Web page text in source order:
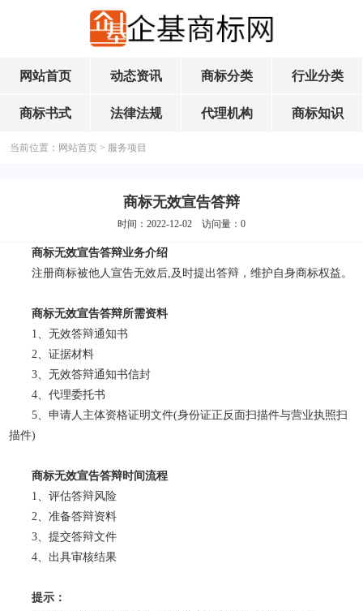
网站首页 动态资讯 商标分类 行业分类
商标书式 法律法规 代理机构 商标知识
当前位置： 网站首页 > 服务项目
商标无效宣告答辩
时间：2022-12-02 访问量： 0
商标无效宣告答辩业务介绍
注册商标被他人宣告无效后,及时提出答辩，维护自身商标权益。
商标无效宣告答辩所需资料
1、无效答辩通知书
2、证据材料
3、无效答辩通知书信封
4、代理委托书
5、申请人主体资格证明文件(身份证正反面扫描件与营业执照扫
描件)
商标无效宣告答辩时间流程
1、评估答辩风险
2、准备答辩资料
3、提交答辩文件
4、出具审核结果
提示：